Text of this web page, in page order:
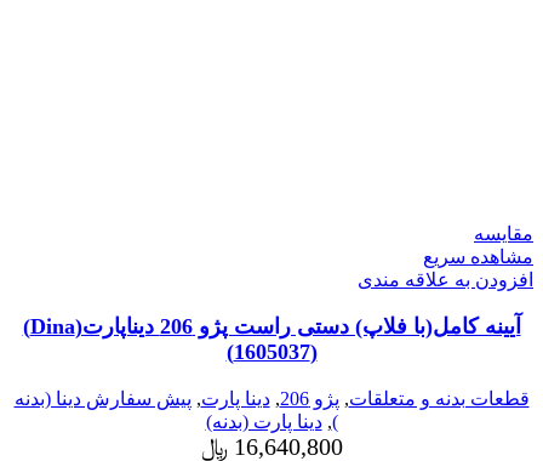
مقایسه
مشاهده سریع
افزودن به علاقه مندی
آیینه کامل(با فلاپ) دستی راست پژو 206 دیناپارت(Dina)
(1605037)
قطعات بدنه و متعلقات, پژو 206 ,دینا پارت, پیش سفارش دینا (بدنه
)
,دینا پارت (بدنه)
16,640,800 ﷼